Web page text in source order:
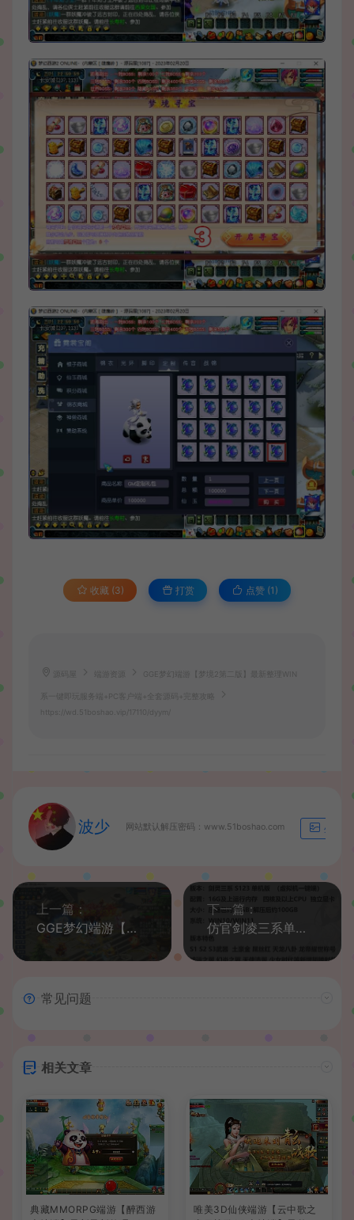
收藏 (3) 打赏 点赞 (1 )
端游资源 GGE梦幻端游【梦境2第二版】最新整理WIN
系一键即玩服务端+PC客户端+全套源码+完整攻略
https://wd.51boshao.vip/17110/dyym/
波少 网站默认解压密码：www.51boshao.com 生成海
上一篇：
GGE梦幻端游【铅笔灵兵境界第二版】最新整理WIN系一键即玩服务端+PC客户端+全套源码
下一篇：
仿官剑凌三系单机版S123一键端GM工具无限点券物品生魂PC网游单机
常见问题
相关文章
典藏MMORPG端游【醉西游
唯美3D仙侠端游【云中歌之